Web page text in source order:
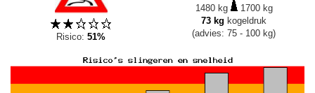
Risico:51%
1480 kg
1700 kg
73 kg kogeldruk
(advies: 75 - 100 kg)